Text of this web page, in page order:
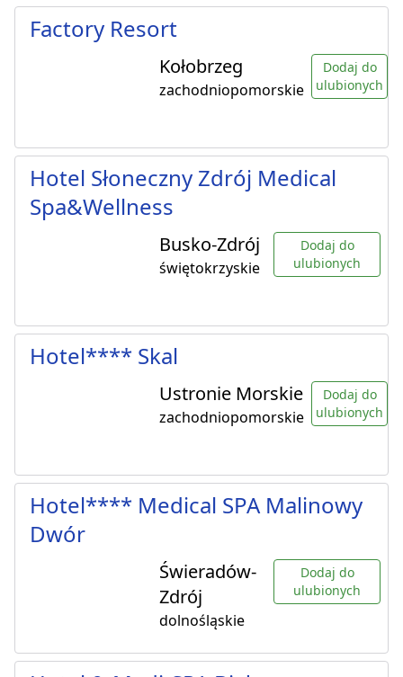
Factory Resort
Kołobrzeg
zachodniopomorskie
Dodaj do
ulubionych
Hotel Słoneczny Zdrój Medical
Spa&Wellness
Busko-Zdrój
świętokrzyskie
Dodaj do
ulubionych
Hotel**** Skal
Ustronie Morskie
zachodniopomorskie
Dodaj do
ulubionych
Hotel**** Medical SPA Malinowy
Dwór
Świeradów-
Zdrój
dolnośląskie
Dodaj do
ulubionych